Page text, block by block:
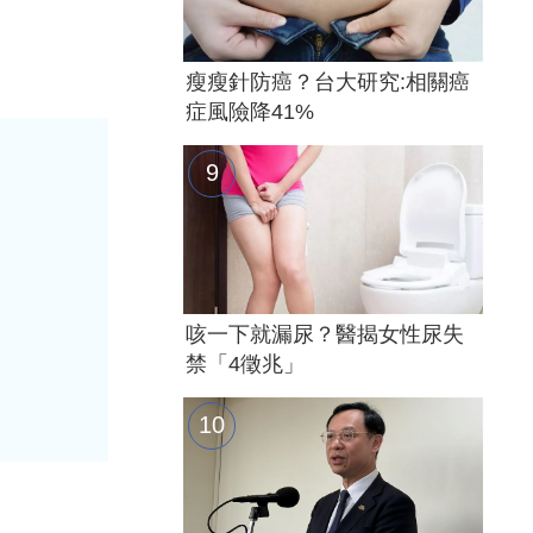
瘦瘦針防癌？台大研究:相關癌
症風險降41%
咳一下就漏尿？醫揭女性尿失
禁「4徵兆」